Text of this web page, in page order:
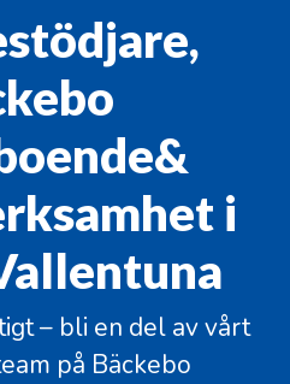
i
– bli en del av vårt
på Bäckebo